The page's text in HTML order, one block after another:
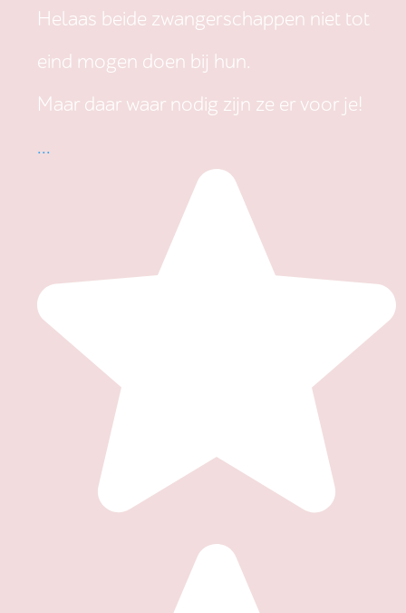
Helaas beide zwangerschappen niet tot
eind mogen doen bij hun.
Maar daar waar nodig zijn ze er voor je!
...